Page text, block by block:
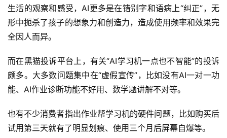
生活的观察和感受，AI更多是在错别字和语病上“纠正”，无
形中扼杀了孩子的想象力和创造力，造成使用频率和效果完
全因人而异。
而在黑猫投诉平台上，有关“AI学习机一点也不智能”的投诉
颇多。大多数问题集中在“虚假宣传”，比如没有AI一对一功
能、AI作业诊断功能不好用、数学题讲解不对等。
也有不少消费者指出作业帮学习机的硬件问题，比如购买后
试用第三天就有了明显划痕、使用三个月后屏幕自爆等。